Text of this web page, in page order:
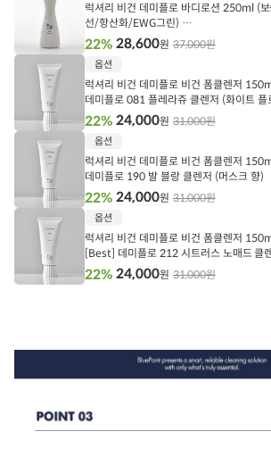
담
럭셔리 비건 데미플로 바디로션 250ml (
선/항산화/EWG그린)
(유통기한 27.04) 데미플로 212 시트러스
디로션 ( 숲속의 시더우드 + 싱그러운 시트
37,000원
22% 28,600원
담
옵션
럭셔리 비건 데미플로 비건 폼클렌저
데미플로 081 플레라쥬 클렌저 (화이트 플
31,000원
22% 24,000원
담
옵션
럭셔리 비건 데미플로 비건 폼클렌저
데미플로 190 발 블랑 클렌저 (머스크 향)
31,000원
22% 24,000원
담
옵션
럭셔리 비건 데미플로 비건 폼클렌저
[Best] 데미플로 212 시트러스 노매드 클
러스 향)
31,000원
22% 24,000원